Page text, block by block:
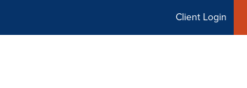
Client Login